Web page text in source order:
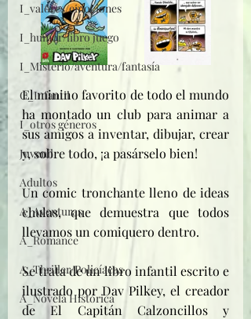
I_valores/emociones
I_humor/libro juego
I_Misterio/aventura/fantasía
C_Infantil
I_otros géneros
Juvenil
Adultos
A_Aventuras
A_Romance
A_Thriller/Policíacas
A_Novela Histórica
El minino favorito de todo el mundo
ha montado un club para animar a
sus amigos a inventar, dibujar, crear
y, sobre todo, ¡a pasárselo bien!
Un comic tronchante lleno de ideas
chulas, que demuestra que todos
llevamos un comiquero dentro.
Se trata de un libro infantil escrito e
ilustrado por Dav Pilkey, el creador
de El Capitán Calzoncillos y